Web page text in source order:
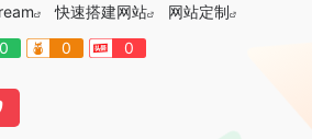
快速搭建网站
网站定制
0 0 0